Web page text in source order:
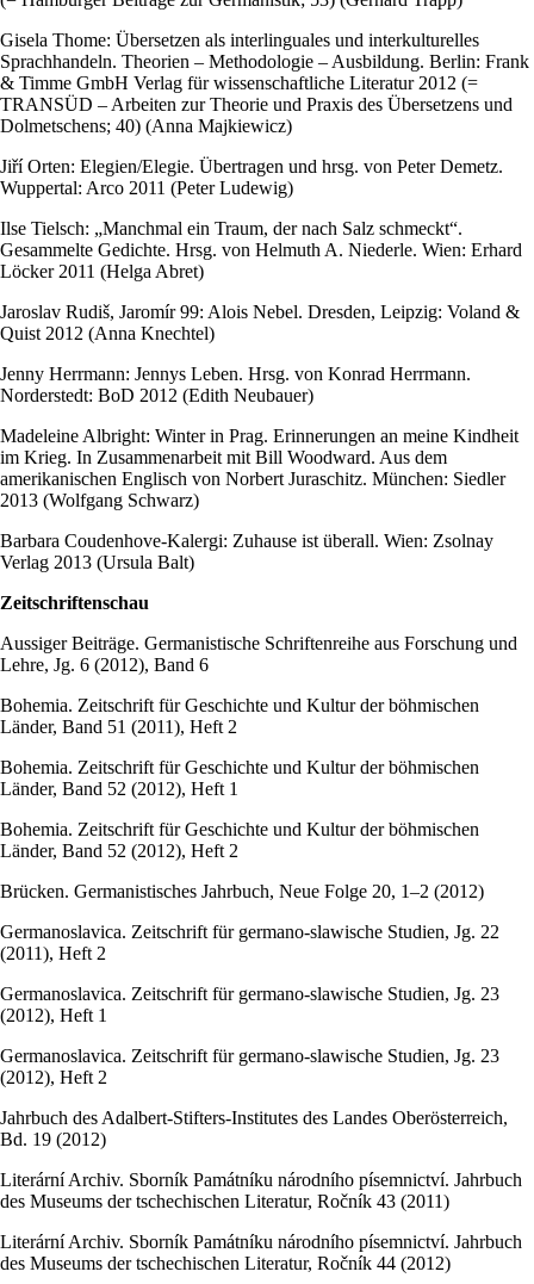
Gisela Thome: Übersetzen als interlinguales und interkulturelles
Sprachhandeln. Theorien – Methodologie – Ausbildung. Berlin: Frank
& Timme GmbH Verlag für wissenschaftliche Literatur 2012 (=
TRANSÜD – Arbeiten zur Theorie und Praxis des Übersetzens und
Dolmetschens; 40) (Anna Majkiewicz)
Jiří Orten: Elegien/Elegie. Übertragen und hrsg. von Peter Demetz.
Wuppertal: Arco 2011 (Peter Ludewig)
Ilse Tielsch: „Manchmal ein Traum, der nach Salz schmeckt“.
Gesammelte Gedichte. Hrsg. von Helmuth A. Niederle. Wien: Erhard
Löcker 2011 (Helga Abret)
Jaroslav Rudiš, Jaromír 99: Alois Nebel. Dresden, Leipzig: Voland &
Quist 2012 (Anna Knechtel)
Jenny Herrmann: Jennys Leben. Hrsg. von Konrad Herrmann.
Norderstedt: BoD 2012 (Edith Neubauer)
Madeleine Albright: Winter in Prag. Erinnerungen an meine Kindheit
im Krieg. In Zusammenarbeit mit Bill Woodward. Aus dem
amerikanischen Englisch von Norbert Juraschitz. München: Siedler
2013 (Wolfgang Schwarz)
Barbara Coudenhove-Kalergi: Zuhause ist überall. Wien: Zsolnay
Verlag 2013 (Ursula Balt)
Zeitschriftenschau
Aussiger Beiträge. Germanistische Schriftenreihe aus Forschung und
Lehre, Jg. 6 (2012), Band 6
Bohemia. Zeitschrift für Geschichte und Kultur der böhmischen
Länder, Band 51 (2011), Heft 2
Bohemia. Zeitschrift für Geschichte und Kultur der böhmischen
Länder, Band 52 (2012), Heft 1
Bohemia. Zeitschrift für Geschichte und Kultur der böhmischen
Länder, Band 52 (2012), Heft 2
Brücken. Germanistisches Jahrbuch, Neue Folge 20, 1–2 (2012)
Germanoslavica. Zeitschrift für germano-slawische Studien, Jg. 22
(2011), Heft 2
Germanoslavica. Zeitschrift für germano-slawische Studien, Jg. 23
(2012), Heft 1
Germanoslavica. Zeitschrift für germano-slawische Studien, Jg. 23
(2012), Heft 2
Jahrbuch des Adalbert-Stifters-Institutes des Landes Oberösterreich,
Bd. 19 (2012)
Literární Archiv. Sborník Památníku národního písemnictví. Jahrbuch
des Museums der tschechischen Literatur, Ročník 43 (2011)
Literární Archiv. Sborník Památníku národního písemnictví. Jahrbuch
des Museums der tschechischen Literatur, Ročník 44 (2012)